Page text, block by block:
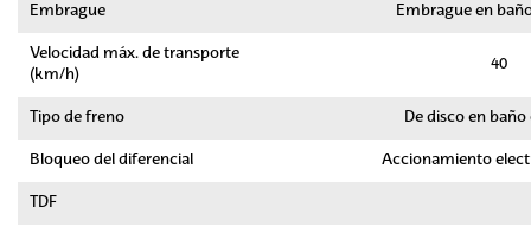
Embrague Embrague en
Velocidad máx. de transporte
(km/h)
40
Tipo de freno De disco en baño
Bloqueo del diferencial Accionamiento
TDF